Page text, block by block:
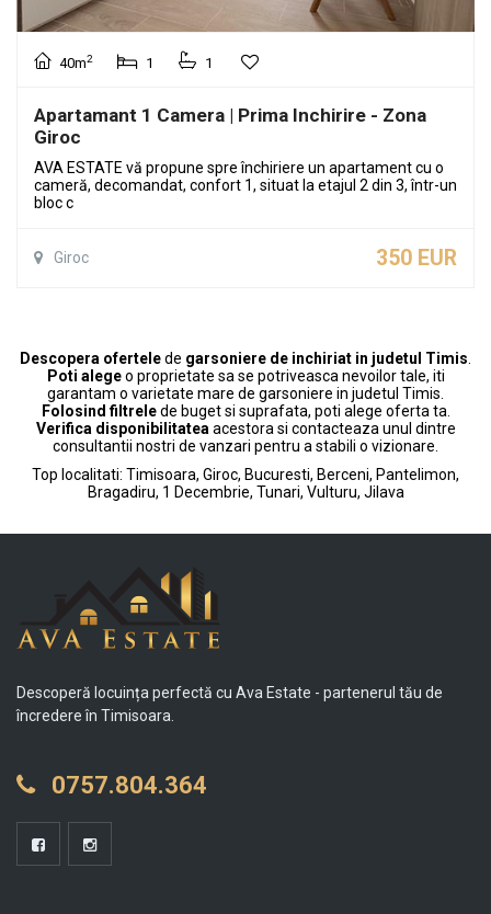
40m2 1 1
Apartamant 1 Camera | Prima Inchirire - Zona
Giroc
AVA ESTATE vă propune spre închiriere un apartament cu o
cameră, decomandat, confort 1, situat la etajul 2 din 3, într-un
bloc c
Giroc 350 EUR
Descopera ofertelede garsoniere de inchiriat in judetul Timis
Poti alegeo proprietate sa se potriveasca nevoilor tale, iti
garantam o varietate mare de garsoniere in judetul Timis.
Folosind filtrelede buget si suprafata, poti alege oferta ta.
Verifica disponibilitatea acestora si contacteaza unul dintre
consultantii nostri de vanzari pentru a stabili o vizionare.
Top localitati: Timisoara, Giroc, Bucuresti, Berceni, Pantelimon,
Bragadiru, 1 Decembrie, Tunari, Vulturu, Jilava
Descoperă locuința perfectă cu Ava Estate - partenerul tău de
încredere în Timisoara.
0757.804.364